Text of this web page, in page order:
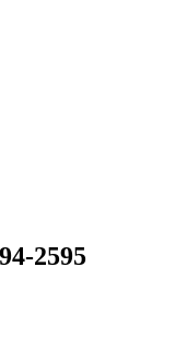
2595